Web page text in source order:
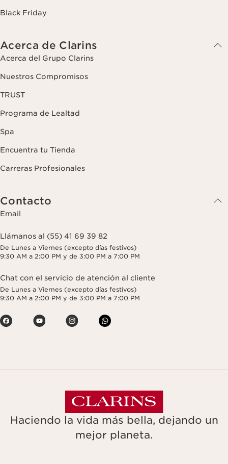
Black Friday
Acerca de Clarins
Acerca del Grupo Clarins
Nuestros Compromisos
TRUST
Programa de Lealtad
Spa
Encuentra tu Tienda
Carreras Profesionales
Contacto
Email
Llámanos al (55) 41 69 39 82
De Lunes a Viernes (excepto días festivos)
9:30 AM a 2:00 PM y de 3:00 PM a 7:00 PM
Chat con el servicio de atención al cliente
De Lunes a Viernes (excepto días festivos)
9:30 AM a 2:00 PM y de 3:00 PM a 7:00 PM
Haciendo la vida más bella, dejando un
mejor planeta.